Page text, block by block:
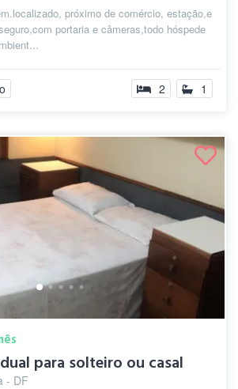
próximo de comércio, estação,e
portaria e câmeras,todo hóspede
2 1
para solteiro ou casal
- DF